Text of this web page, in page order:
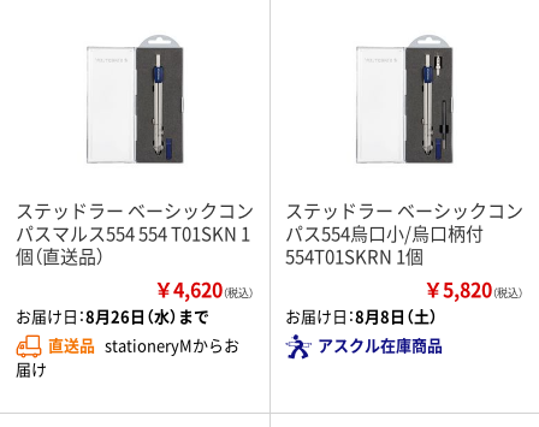
ステッドラー ベーシックコン
パスマルス554 554 T01SKN 1
個（直送品）
￥4,620（税込）
お届け日：8月26日（水）まで
直送品 stationeryMからお
届け
ステッドラー ベーシックコン
パス554烏口小/烏口柄付
554T01SKRN 1個
￥5,820（税込）
お届け日：8月8日（土）
アスクル在庫商品